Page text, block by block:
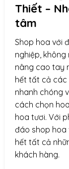
Thiết –
tâm
Shop hoa với
nghiệp,
nâng cao tay
hết tất cả
nhanh chóng
cách chọn
hoa tươi. Với
đáo shop hoa
hết tất cả
khách hàng.